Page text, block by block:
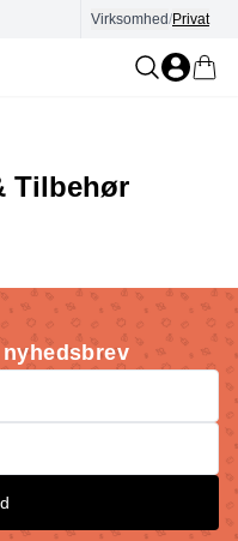
E-mærket
Virksomhed/Privat
Tilbehør